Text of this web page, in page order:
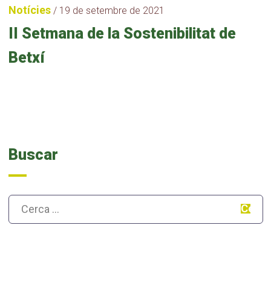
Notícies/ 19 de setembre de 2021
II Setmana de la Sostenibilitat de
Betxí
Buscar